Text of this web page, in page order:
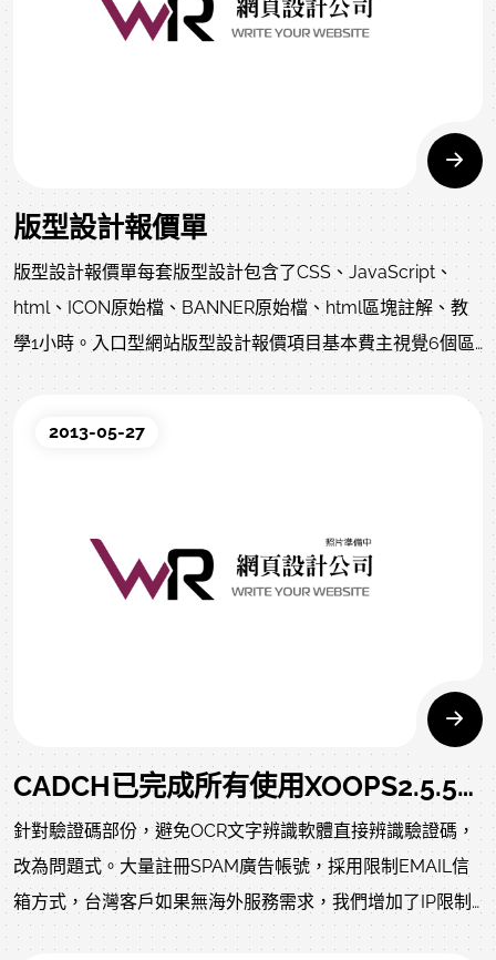
版型設計報價單
版型設計報價單每套版型設計包含了CSS、JavaScript、
html、ICON原始檔、BANNER原始檔、html區塊註解、教
學1小時。入口型網站版型設計報價項目基本費主視覺6個區
塊內容主選單、頁腳動態主視覺區塊一、區塊二、區塊三、
式圖片區塊一價格4000元1000元2000元
2013-05-27
CADCH已完成所有使用XOOPS2.5.5的客戶升級至XOOPS2.5.6
針對驗證碼部份，避免OCR文字辨識軟體直接辨識驗證碼，
改為問題式。大量註冊SPAM廣告帳號，採用限制EMAIL信
箱方式，台灣客戶如果無海外服務需求，我們增加了IP限制
功能。